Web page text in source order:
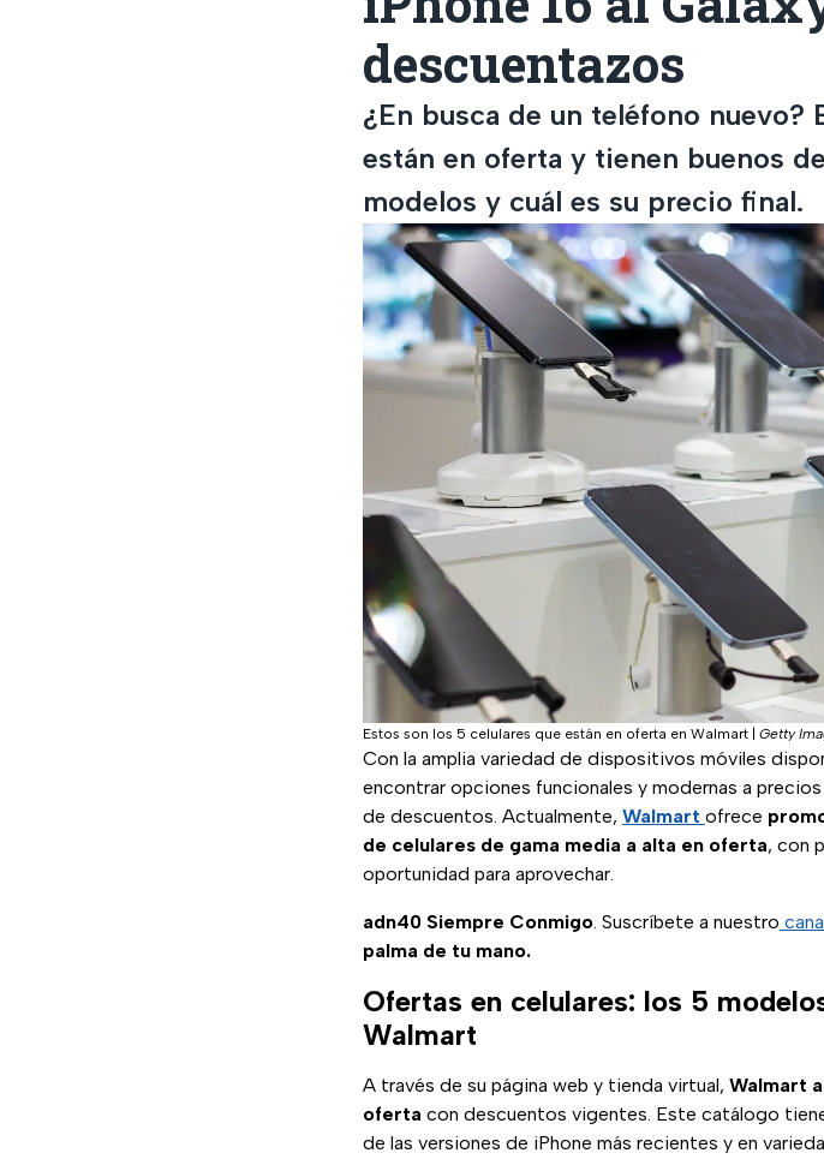
descuentazos
¿En busca de un teléfono nuevo?
están en oferta y tienen buenos
modelos y cuál es su precio final.
Estos son los 5 celulares que están en oferta en Walmart Getty
Con la amplia variedad de dispositivos móviles
encontrar opciones funcionales y modernas a
de descuentos. Actualmente, Walmart ofrece
de celulares de gama media a alta en oferta, con
oportunidad para aprovechar.
adn40 Siempre Conmigo. Suscríbete a nuestro
palma de tu mano.
Ofertas en celulares: los 5
Walmart
A través de su página web y tienda virtual, Walmart
oferta con descuentos vigentes. Este catálogo
de las versiones de iPhone más recientes y en